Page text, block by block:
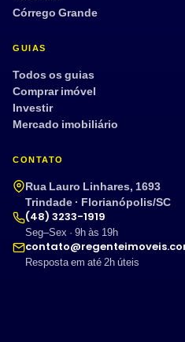
Córrego Grande
GUIAS
Todos os guias
Comprar imóvel
Investir
Mercado imobiliário
CONTATO
Rua Lauro Linhares, 1693
Trindade · Florianópolis/SC
(48) 3233-1919
Seg–Sex · 9h às 19h
Resposta em até 2h úteis